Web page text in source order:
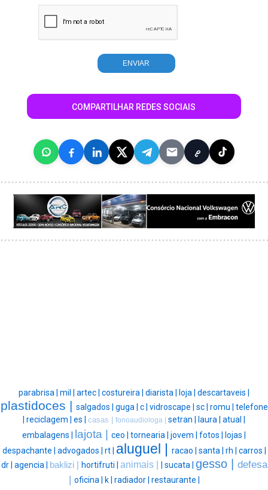
COMPARTILHAR REDES SOCIAIS
parabrisa | mil | artec | costureira | diarista | loja | descartaveis |
plastidoces | salgados | guga | c | vidroscape | sc | romu | telefone
reciclagem | es | casas | fonoaudiologa | setran | laura | atual |
embalagens | lajota | ceo | tornearia | jovem | fotos |
lojas |
despachante | advogados | rt | aluguel | racao | santa | rh | carros |
dr | agencia | baklizi | hortifruti | animais | sucata | gesso | defesa
| oficina | k | radiador | restaurante |